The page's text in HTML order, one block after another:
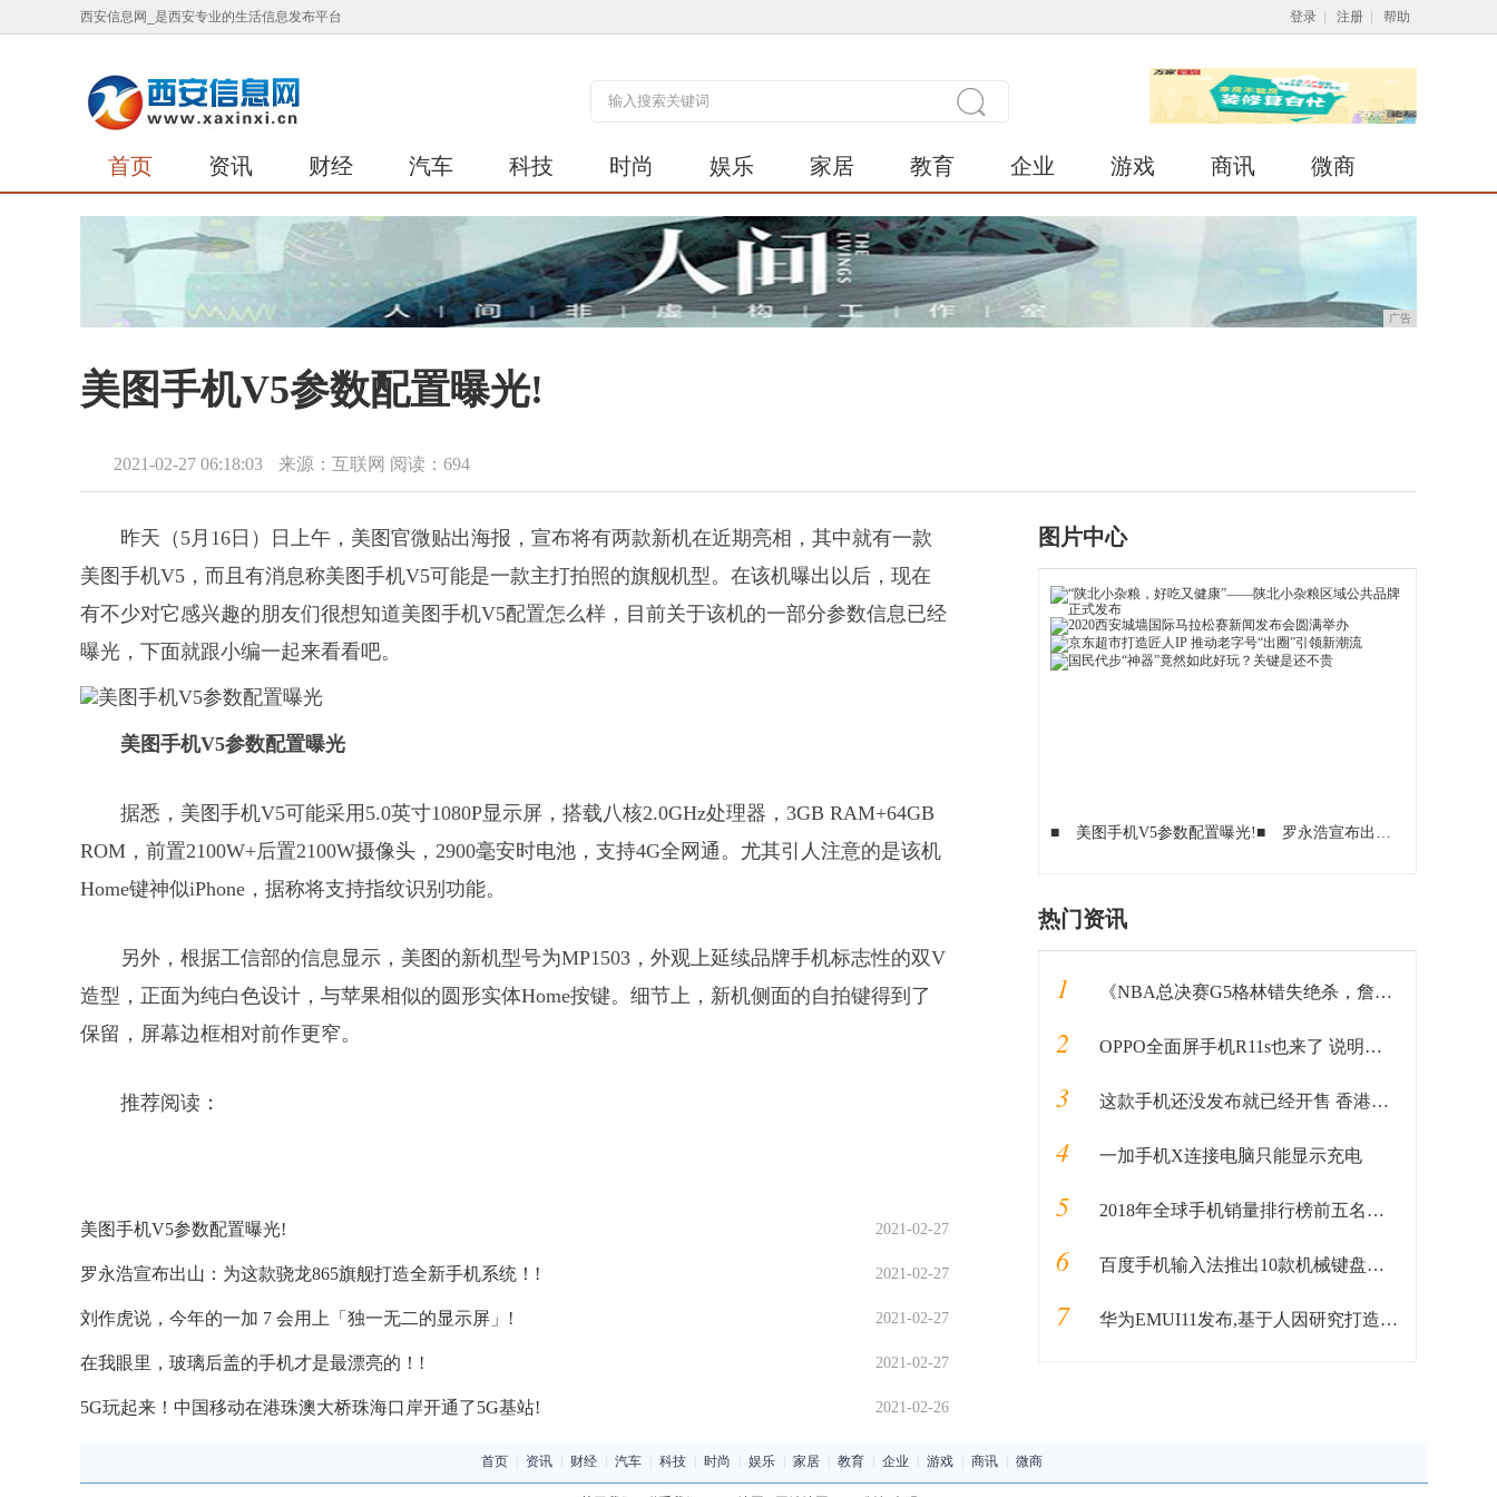
西安信息网_是西安专业的生活信息发布平台 登录 注册 帮助
首页 资讯 财经 汽车 科技 时尚 娱乐 家居 教育 企业 游戏 商讯 微商
广告
美图手机V5参数配置曝光!
2021-02-27 06:18:03 来源：互联网 阅读：694
昨天（5月16日）日上午，美图官微贴出海报，宣布将有两款新机在近期亮相，其中就有一款
美图手机V5，而且有消息称美图手机V5可能是一款主打拍照的旗舰机型。在该机曝出以后，现在
有不少对它感兴趣的朋友们很想知道美图手机V5配置怎么样，目前关于该机的一部分参数信息已经
曝光，下面就跟小编一起来看看吧。
美图手机V5参数配置曝光
据悉，美图手机V5可能采用5.0英寸1080P显示屏，搭载八核2.0GHz处理器，3GB RAM+64GB
ROM，前置2100W+后置2100W摄像头，2900毫安时电池，支持4G全网通。尤其引人注意的是该机
Home键神似iPhone，据称将支持指纹识别功能。
另外，根据工信部的信息显示，美图的新机型号为MP1503，外观上延续品牌手机标志性的双V
造型，正面为纯白色设计，与苹果相似的圆形实体Home按键。细节上，新机侧面的自拍键得到了
保留，屏幕边框相对前作更窄。
推荐阅读：
2021-02-27
美图手机V5参数配置曝光!
2021-02-27
罗永浩宣布出山：为这款骁龙865旗舰打造全新手机系统！!
2021-02-27
刘作虎说，今年的一加 7 会用上「独一无二的显示屏」!
2021-02-27
在我眼里，玻璃后盖的手机才是最漂亮的！!
2021-02-26
5G玩起来！中国移动在港珠澳大桥珠海口岸开通了5G基站!
图片中心
■ 美图手机V5参数配置曝光!■ 罗永浩宣布出山：为这款骁龙865旗舰打造全新手机系统！!
热门资讯
1 《NBA总决赛G5格林错失绝杀，詹姆斯值得信赖的帮手到底在哪？》
2 OPPO全面屏手机R11s也来了 说明书提前曝光
3 这款手机还没发布就已经开售 香港手机店卖15880港币
4 一加手机X连接电脑只能显示充电
5 2018年全球手机销量排行榜前五名，国产手机占了三个，可惜华为!
6 百度手机输入法推出10款机械键盘皮肤!
7 华为EMUI11发布,基于人因研究打造,50多款机型可升级
首页 资讯 财经 汽车 科技 时尚 娱乐 家居 教育 企业 游戏 商讯 微商